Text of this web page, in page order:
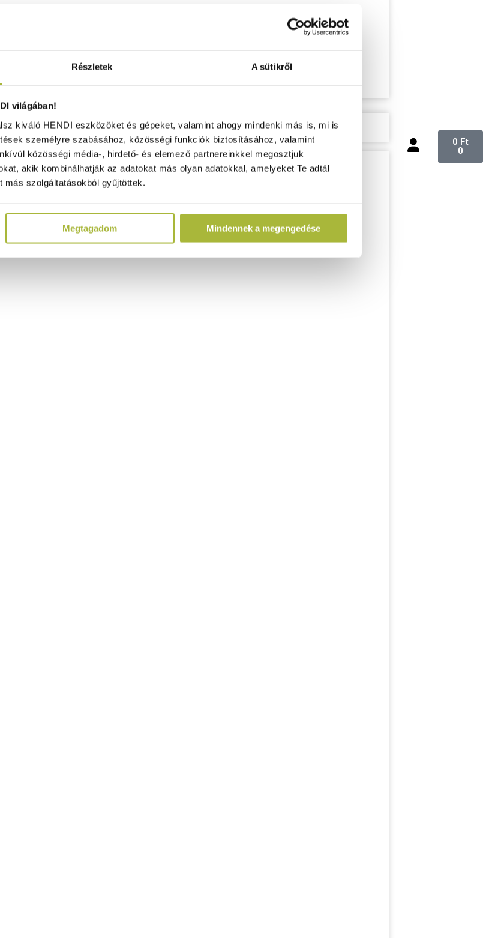
Részletek A sütikről
világában!
kiváló HENDI eszközöket és gépeket, valamint ahogy mindenki más is, mi is
személyre szabásához, közösségi funkciók biztosításához, valamint
közösségi média-, hirdető- és elemező partnereinkkel megosztjuk
akik kombinálhatják az adatokat más olyan adatokkal, amelyeket Te adtál
más szolgáltatásokból gyűjtöttek.
Megtagadom Mindennek a megengedése
0 Ft
0